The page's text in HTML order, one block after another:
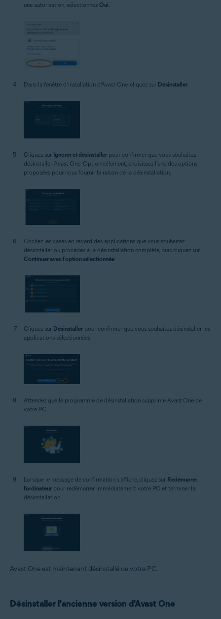
une autorisation, sélectionnez Oui
Dans la fenêtre d’installation d’Avast One, cliquez sur Désinstaller
Cliquez sur Ignorer et désinstaller pour confirmer que vous souhaitez
désinstaller Avast One. Optionnellement, choisissez l'une des options
proposées pour nous fournir la raison de la désinstallation.
Cochez les cases en regard des applications que vous souhaitez
désinstaller ou procédez à la désinstallation complète, puis cliquez sur
Continuer avec l'option sélectionnée.
Cliquez sur Désinstaller pour confirmer que vous souhaitez désinstaller les
applications sélectionnées.
Attendez que le programme de désinstallation supprime Avast One de
votre PC.
Lorsque le message de confirmation s’affiche, cliquez sur Redémarrer
l’ordinateur pour redémarrer immédiatement votre PC et terminer la
désinstallation.
Avast One est maintenant désinstallé de votre PC.
Désinstaller l'ancienne version d'Avast One